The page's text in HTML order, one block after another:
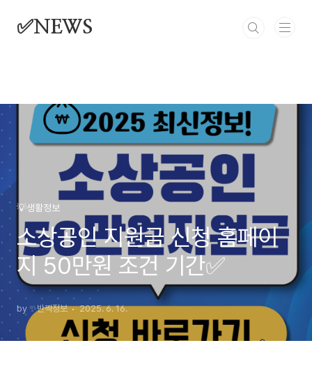
✅NEWS
💡생활정보
소상공인 지원금 신청 홈페이
지 50만원 조건 기간✅
by ✨반짝정보 2025. 6. 16.